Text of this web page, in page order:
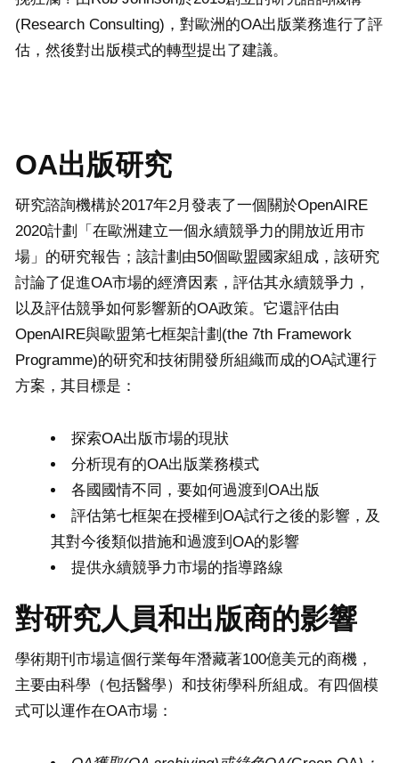
(Research Consulting)，對歐洲的OA出版業務進行了評
估，然後對出版模式的轉型提出了建議。
OA出版研究
研究諮詢機構於2017年2月發表了一個關於OpenAIRE
2020計劃「在歐洲建立一個永續競爭力的開放近用市
場」的研究報告；該計劃由50個歐盟國家組成，該研究
討論了促進OA市場的經濟因素，評估其永續競爭力，
以及評估競爭如何影響新的OA政策。它還評估由
OpenAIRE與歐盟第七框架計劃(the 7th Framework
Programme)的研究和技術開發所組織而成的OA試運行
方案，其目標是：
探索OA出版市場的現狀
分析現有的OA出版業務模式
各國國情不同，要如何過渡到OA出版
評估第七框架在授權到OA試行之後的影響，及
其對今後類似措施和過渡到OA的影響
提供永續競爭力市場的指導路線
對研究人員和出版商的影響
學術期刊市場這個行業每年潛藏著100億美元的商機，
主要由科學（包括醫學）和技術學科所組成。有四個模
式可以運作在OA市場：